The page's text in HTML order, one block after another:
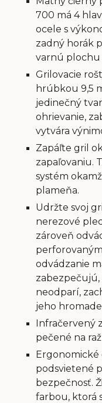
700 má 4
ocele s
zadný horák
varnú plochu
Grilovacie
hrúbkou 9,5
jedinečný
ohrievanie,
vytvára
Zapáľte gril
zapaľovaniu.
systém
plameňa.
Udržte svoj
nerezové
zároveň
odvádzanie
zabezpečujú,
neodparí,
jeho
Infračervený
pečené na
Ergonomické
podsvietené
bezpečnosť.
farbou, ktorá